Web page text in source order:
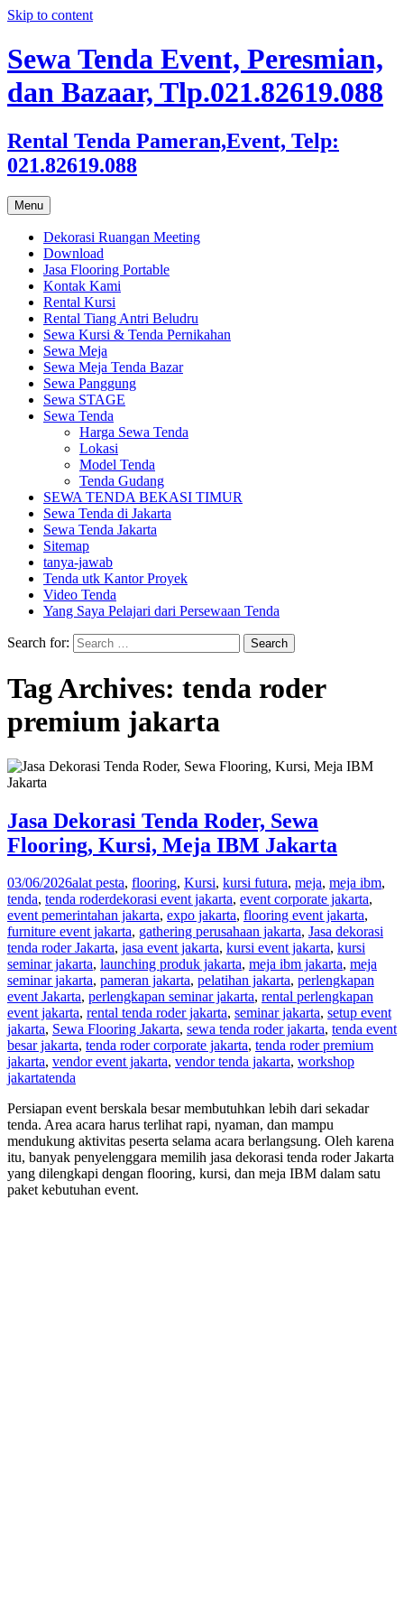
Skip to content
Sewa Tenda Event, Peresmian,
dan Bazaar, Tlp.021.82619.088
Rental Tenda Pameran,Event, Telp:
021.82619.088
Menu
Dekorasi Ruangan Meeting
Download
Jasa Flooring Portable
Kontak Kami
Rental Kursi
Rental Tiang Antri Beludru
Sewa Kursi & Tenda Pernikahan
Sewa Meja
Sewa Meja Tenda Bazar
Sewa Panggung
Sewa STAGE
Sewa Tenda
Harga Sewa Tenda
Lokasi
Model Tenda
Tenda Gudang
SEWA TENDA BEKASI TIMUR
Sewa Tenda di Jakarta
Sewa Tenda Jakarta
Sitemap
tanya-jawab
Tenda utk Kantor Proyek
Video Tenda
Yang Saya Pelajari dari Persewaan Tenda
Search for:
Tag Archives: tenda roder
premium jakarta
Jasa Dekorasi Tenda Roder, Sewa
Flooring, Kursi, Meja IBM Jakarta
03/06/2026alat pesta, flooring, Kursi, kursi futura, meja, meja ibm,
tenda, tenda roderdekorasi event jakarta, event corporate jakarta,
event pemerintahan jakarta, expo jakarta, flooring event jakarta,
furniture event jakarta, gathering perusahaan jakarta, Jasa dekorasi
tenda roder Jakarta, jasa event jakarta, kursi event jakarta, kursi
seminar jakarta, launching produk jakarta, meja ibm jakarta, meja
seminar jakarta, pameran jakarta, pelatihan jakarta, perlengkapan
event Jakarta, perlengkapan seminar jakarta, rental perlengkapan
event jakarta, rental tenda roder jakarta, seminar jakarta, setup event
jakarta, Sewa Flooring Jakarta, sewa tenda roder jakarta, tenda event
besar jakarta, tenda roder corporate jakarta, tenda roder premium
jakarta, vendor event jakarta, vendor tenda jakarta, workshop
jakartatenda
Persiapan event berskala besar membutuhkan lebih dari sekadar
tenda. Area acara harus terlihat rapi, nyaman, dan mampu
mendukung aktivitas peserta selama acara berlangsung. Oleh karena
itu, banyak penyelenggara memilih jasa dekorasi tenda roder Jakarta
yang dilengkapi dengan flooring, kursi, dan meja IBM dalam satu
paket kebutuhan event.